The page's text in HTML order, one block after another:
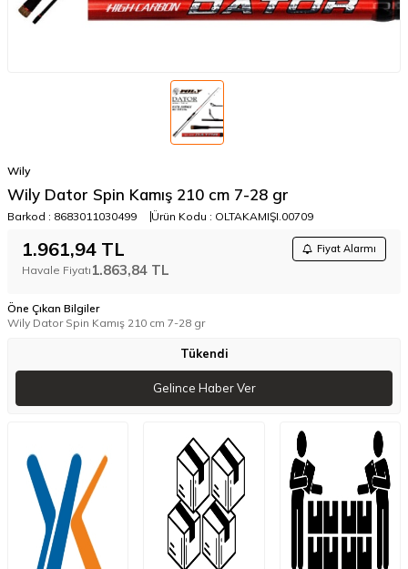
Wily
Wily Dator Spin Kamış 210 cm 7-28 gr
Barkod : 8683011030499 Ürün Kodu : OLTAKAMIŞI.00709
1.961,94 TL Fiyat Alarmı
Havale Fiyatı 1.863,84 TL
Öne Çıkan Bilgiler
Wily Dator Spin Kamış 210 cm 7-28 gr
Tükendi
Gelince Haber Ver